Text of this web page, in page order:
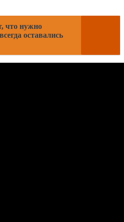
что нужно
оставались